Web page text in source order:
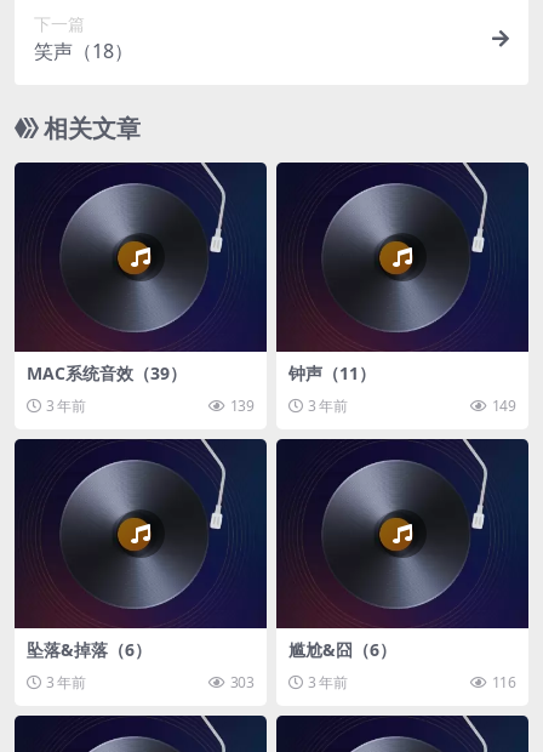
下一篇
笑声（18）
相关文章
MAC系统音效（39）
3 年前 139
钟声（11）
3 年前 149
坠落&掉落（6）
3 年前 303
尴尬&囧（6）
3 年前 116